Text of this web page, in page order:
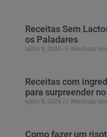
Receitas Sem
os Paladares
julho 9, 2026 Nenhum
Receitas com
para surpreender
julho 9, 2026 Nenhum
Como fazer um